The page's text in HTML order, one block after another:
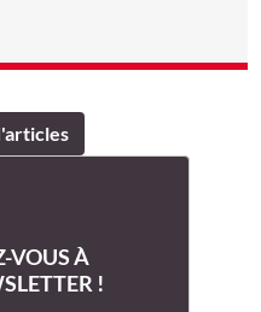
VOUS À
!